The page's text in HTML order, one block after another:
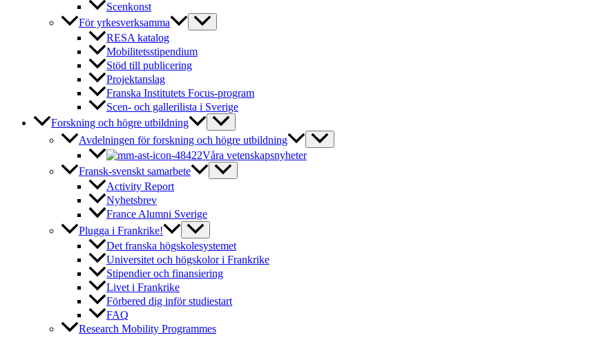
Scenkonst
För yrkesverksamma
RESA katalog
Mobilitetsstipendium
Stöd till publicering
Projektanslag
Franska Institutets Focus-program
Scen- och gallerilista i Sverige
Forskning och högre utbildning
Avdelningen för forskning och högre utbildning
Våra vetenskapsnyheter
Fransk-svenskt samarbete
Activity Report
Nyhetsbrev
France Alumni Sverige
Plugga i Frankrike!
Det franska högskolesystemet
Universitet och högskolor i Frankrike
Stipendier och finansiering
Livet i Frankrike
Förbered dig inför studiestart
FAQ
Research Mobility Programmes